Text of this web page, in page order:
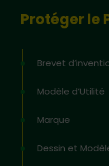
Protéger le
Brevet
Modèle d’Utilité
Marque
Dessin et